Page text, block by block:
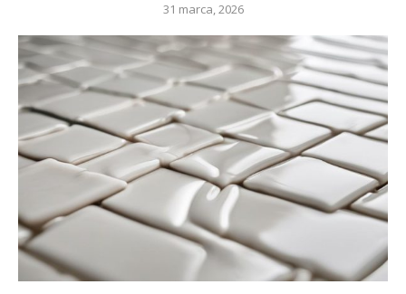
31 marca, 2026